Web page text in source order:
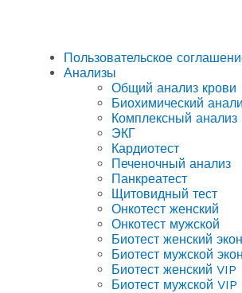
Пользовательское
Анализы
Общий анализ крови
Биохимический
Комплексный анализ
ЭКГ
Кардиотест
Печеночный анализ
Панкреатест
Щитовидный тест
Онкотест женский
Онкотест мужской
Биотест женский
Биотест мужской
Биотест женский VIP
Биотест мужской VIP